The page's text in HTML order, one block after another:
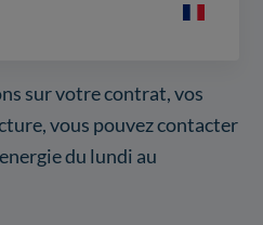
sur votre contrat, vos
vous pouvez contacter
du lundi au